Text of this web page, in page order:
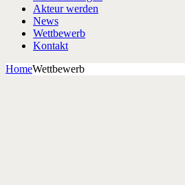
Akteur werden
News
Wettbewerb
Kontakt
HomeWettbewerb